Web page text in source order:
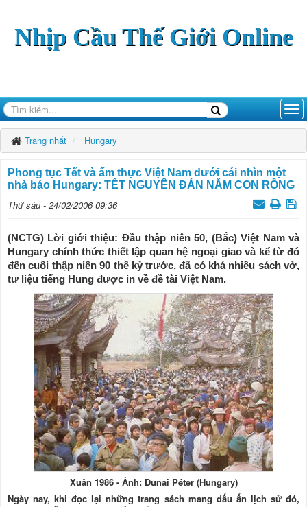
Nhịp Cầu Thế Giới Online
Trang nhất Hungary
Phong tục Tết và ẩm thực Việt Nam dưới cái nhìn một
nhà báo Hungary: TẾT NGUYÊN ĐÁN NĂM CON RỒNG
Thứ sáu - 24/02/2006 09:36
(NCTG) Lời giới thiệu: Đầu thập niên 50, (Bắc) Việt Nam và
Hungary chính thức thiết lập quan hệ ngoại giao và kể từ đó
đến cuối thập niên 90 thế kỷ trước, đã có khá nhiều sách vở,
tư liệu tiếng Hung được in về đề tài Việt Nam.
Xuân 1986 - Ảnh: Dunai Péter (Hungary)
Ngày nay, khi đọc lại những trang sách mang dấu ấn lịch sử đó,